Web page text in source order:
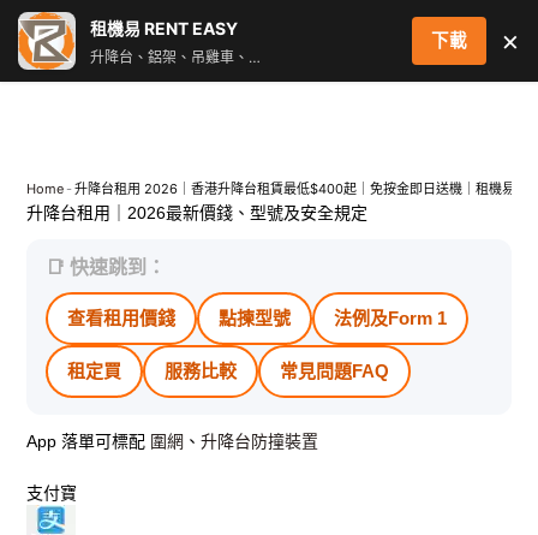
Home-升降台租用 2026｜香港升降台租賃最低$400起｜免按金即日送機｜租機易
升降台租用｜2026最新價錢、型號及安全規定
📑 快速跳到：
查看租用價錢 點揀型號 法例及Form 1
租定買 服務比較 常見問題FAQ
App 落單可標配 圍網 、升降台防撞裝置
支付寶
租機易 RENT EASY
升降台、鋁架、吊雞車、街燈車 即時叫車配對服務
下載 ×